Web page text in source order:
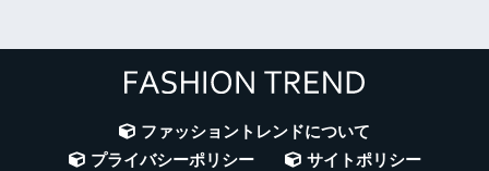
ファッショントレンドについて
プライバシーポリシー
サイトポリシー